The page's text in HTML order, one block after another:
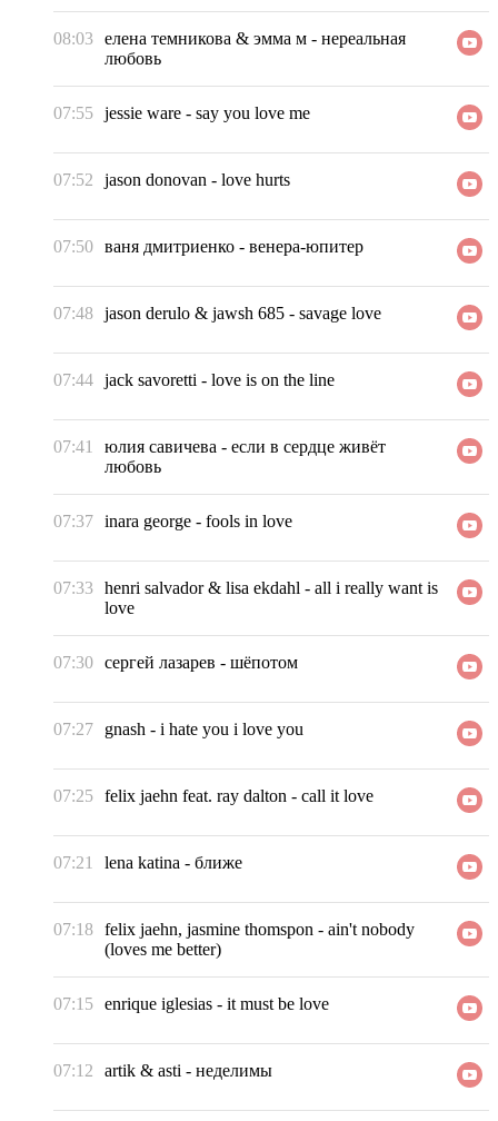
08:03 елена темникова & эмма м - нереальная
любовь
07:55 jessie ware - say you love me
07:52 jason donovan - love hurts
07:50 ваня дмитриенко - венера-юпитер
07:48 jason derulo & jawsh 685 - savage love
07:44 jack savoretti - love is on the line
07:41 юлия савичева - если в сердце живёт
любовь
07:37 inara george - fools in love
07:33 henri salvador & lisa ekdahl - all i really want is
love
07:30 сергей лазарев - шёпотом
07:27 gnash - i hate you i love you
07:25 felix jaehn feat. ray dalton - call it love
07:21 lena katina - ближе
07:18 felix jaehn, jasmine thomspon - ain't nobody
(loves me better)
07:15 enrique iglesias - it must be love
07:12 artik & asti - неделимы